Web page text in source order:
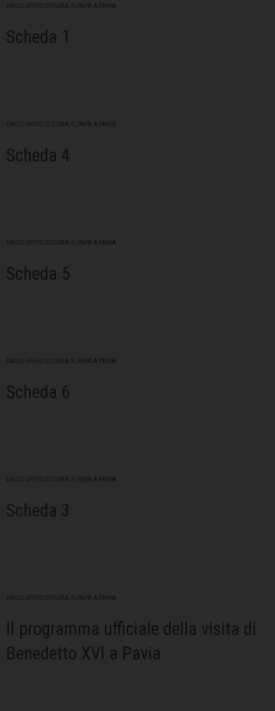
DAGLI UFFICI DI CURIA IL PAPA A PAVIA
Scheda 1
DAGLI UFFICI DI CURIA IL PAPA A PAVIA
Scheda 4
DAGLI UFFICI DI CURIA IL PAPA A PAVIA
Scheda 5
DAGLI UFFICI DI CURIA IL PAPA A PAVIA
Scheda 6
DAGLI UFFICI DI CURIA IL PAPA A PAVIA
Scheda 3
DAGLI UFFICI DI CURIA IL PAPA A PAVIA
Il programma ufficiale della visita di
Benedetto XVI a Pavia